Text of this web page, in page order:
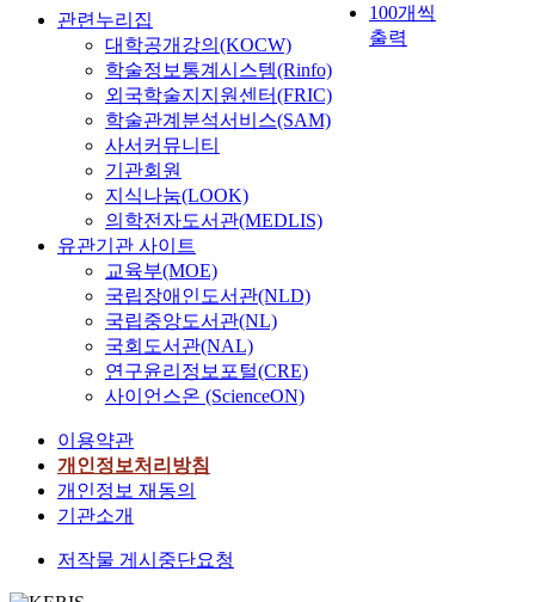
100개씩
출력
관련누리집
대학공개강의(KOCW)
학술정보통계시스템(Rinfo)
외국학술지지원센터(FRIC)
학술관계분석서비스(SAM)
사서커뮤니티
기관회원
지식나눔(LOOK)
의학전자도서관(MEDLIS)
유관기관 사이트
교육부(MOE)
국립장애인도서관(NLD)
국립중앙도서관(NL)
국회도서관(NAL)
연구윤리정보포털(CRE)
사이언스온 (ScienceON)
이용약관
개인정보처리방침
개인정보 재동의
기관소개
저작물 게시중단요청